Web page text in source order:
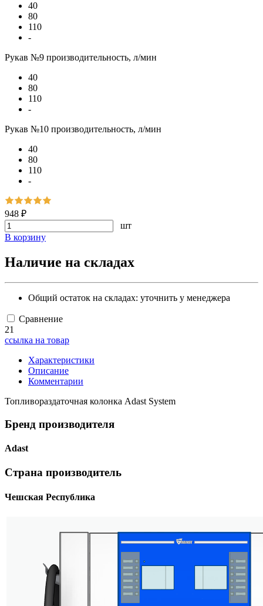
40
80
110
-
Рукав №9 производительность, л/мин
40
80
110
-
Рукав №10 производительность, л/мин
40
80
110
-
948 ₽
шт
В корзину
Наличие на складах
Общий остаток на складах: уточнить у менеджера
Сравнение
21
ссылка на товар
Характеристики
Описание
Комментарии
Топливораздаточная колонка Adast System
Бренд производителя
Adast
Страна производитель
Чешская Республика